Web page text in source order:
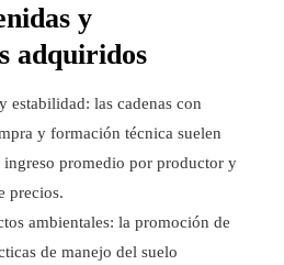
y
adquiridos
estabilidad: las cadenas con
y formación técnica suelen
ingreso promedio por productor y
precios.
ambientales: la promoción de
de manejo del suelo